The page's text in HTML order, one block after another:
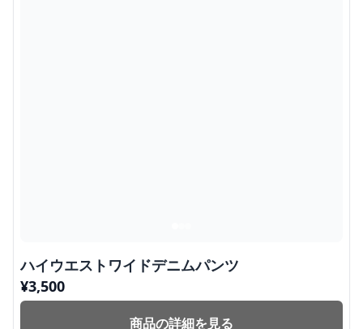
ハイウエストワイドデニムパンツ
¥3,500
商品の詳細を見る